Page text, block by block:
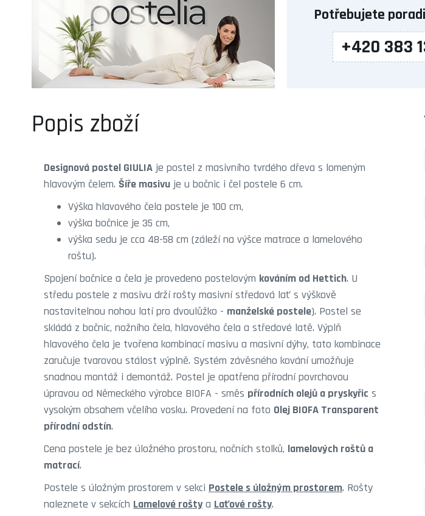
Potřebujete
+420 383
Popis zboží
Designová postel GIULIA je postel z masivního tvrdého dřeva s lomeným
hlavovým čelem. Šíře masivu je u bočnic i čel postele 6 cm.
Výška hlavového čela postele je 100 cm,
výška bočnice je 35 cm,
výška sedu je cca 48-58 cm (záleží na výšce matrace a lamelového
roštu).
Spojení bočnice a čela je provedeno postelovým kováním od Hettich. U
středu postele z masivu drží rošty masivní středová lať s výškově
nastavitelnou nohou latí pro dvoulůžko - manželské postele). Postel se
skládá z bočnic, nožního čela, hlavového čela a středové latě. Výplň
hlavového čela je tvořena kombinací masivu a masivní dýhy, tato kombinace
zaručuje tvarovou stálost výplně. Systém závěsného kování umožňuje
snadnou montáž i demontáž. Postel je opatřena přírodní povrchovou
úpravou od Německého výrobce BIOFA - směs přírodních olejů a pryskyřic s
vysokým obsahem včelího vosku. Provedení na foto Olej BIOFA Transparent
přírodní odstín.
Cena postele je bez úložného prostoru, nočních stolků, lamelových roštů a
matrací.
Postele s úložným prostorem v sekci Postele s úložným prostorem. Rošty
naleznete v sekcích Lamelové rošty a Laťové rošty.